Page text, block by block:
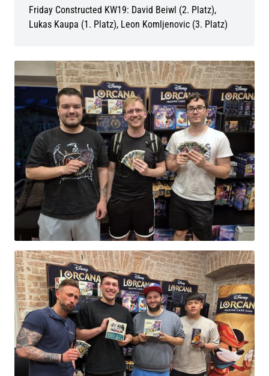
Friday Constructed KW19: David Beiwl (2. Platz),
Lukas Kaupa (1. Platz), Leon Komljenovic (3. Platz)